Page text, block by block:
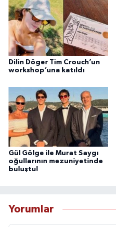
Dilin Döger Tim Crouch’un
workshop’una katıldı
Gül Gölge ile Murat Saygı
oğullarının mezuniyetinde
buluştu!
Yorumlar